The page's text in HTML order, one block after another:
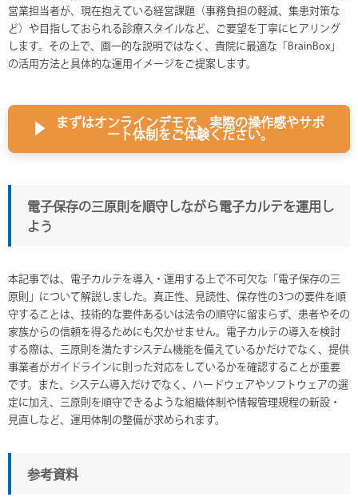
営業担当者が、現在抱えている経営課題（事務負担の軽減、集患対策な
ど）や目指しておられる診療スタイルなど、ご要望を丁寧にヒアリング
します。その上で、画一的な説明ではなく、貴院に最適な「BrainBox」
の活用方法と具体的な運用イメージをご提案します。
▶
まずはオンラインデモで、実際の操作感やサポ
ート体制をご体験ください。
電子保存の三原則を順守しながら電子カルテを運用し
よう
本記事では、電子カルテを導入・運用する上で不可欠な「電子保存の三
原則」について解説しました。真正性、見読性、保存性の3つの要件を順
守することは、技術的な要件あるいは法令の順守に留まらず、患者やその
家族からの信頼を得るためにも欠かせません。電子カルテの導入を検討
する際は、三原則を満たすシステム機能を備えているかだけでなく、提供
事業者がガイドラインに則った対応をしているかを確認することが重要
です。また、システム導入だけでなく、ハードウェアやソフトウェアの選
定に加え、三原則を順守できるような組織体制や情報管理規程の新設・
見直しなど、運用体制の整備が求められます。
参考資料